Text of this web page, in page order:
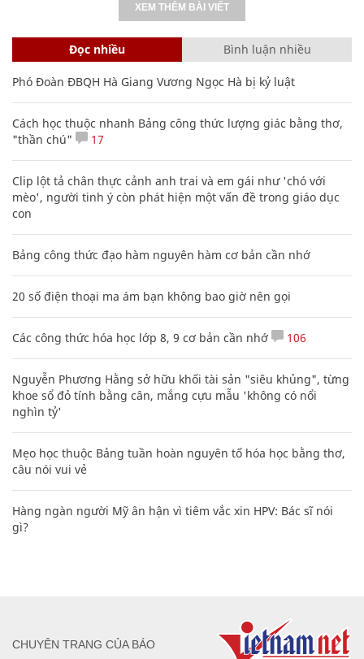
XEM THÊM BÀI VIẾT
Đọc nhiều Bình luận nhiều
Phó Đoàn ĐBQH Hà Giang Vương Ngọc Hà bị kỷ luật
Cách học thuộc nhanh Bảng công thức lượng giác bằng thơ,
"thần chú"
17
Clip lột tả chân thực cảnh anh trai và em gái như 'chó với
mèo', người tinh ý còn phát hiện một vấn đề trong giáo dục
con
Bảng công thức đạo hàm nguyên hàm cơ bản cần nhớ
20 số điện thoại ma ám bạn không bao giờ nên gọi
Các công thức hóa học lớp 8, 9 cơ bản cần nhớ 106
Nguyễn Phương Hằng sở hữu khối tài sản "siêu khủng", từng
khoe sổ đỏ tính bằng cân, mắng cựu mẫu 'không có nổi
nghìn tỷ'
Mẹo học thuộc Bảng tuần hoàn nguyên tố hóa học bằng thơ,
câu nói vui vẻ
Hàng ngàn người Mỹ ân hận vì tiêm vắc xin HPV: Bác sĩ nói
gì?
CHUYÊN TRANG CỦA BÁO